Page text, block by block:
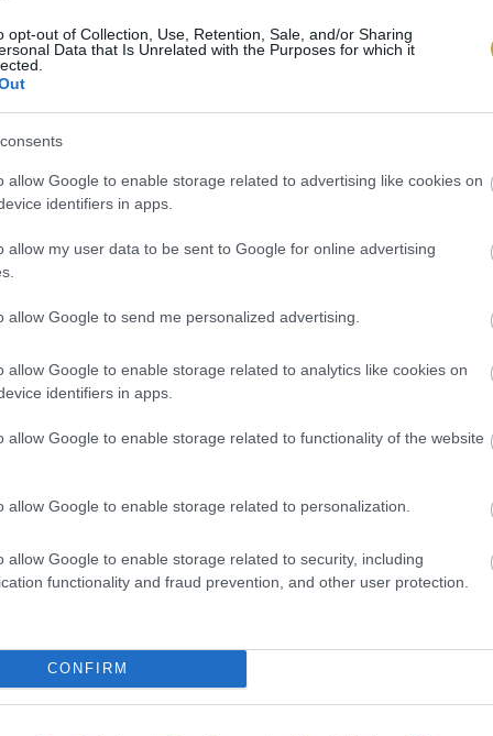
opt-out of Collection, Use, Retention, Sale, and/or Sharing
Data that Is Unrelated with the Purposes for which it
allow Google to enable storage related to advertising like cookies on
identifiers in apps.
allow my user data to be sent to Google for online advertising
allow Google to send me personalized advertising.
allow Google to enable storage related to analytics like cookies on
identifiers in apps.
allow Google to enable storage related to functionality of the website
allow Google to enable storage related to personalization.
allow Google to enable storage related to security, including
functionality and fraud prevention, and other user protection.
CONFIRM
édeskés, mégis karakteres. Állaga krémesebb,
eredményez. Ma is prémium